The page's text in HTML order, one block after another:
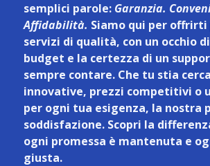
semplici parole: Garanzia.
Affidabilità. Siamo qui per
servizi di qualità, con un occhio
budget e la certezza di un
sempre contare. Che tu stia
innovative, prezzi competitivi o
per ogni tua esigenza, la nostra
soddisfazione. Scopri la
ogni promessa è mantenuta e
giusta.